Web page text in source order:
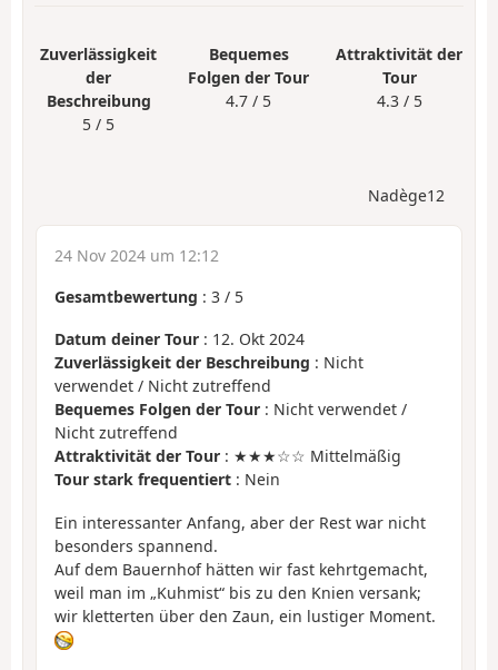
Zuverlässigkeit
der
Beschreibung
5 / 5
Bequemes
Folgen der Tour
4.7 / 5
Attraktivität der
Tour
4.3 / 5
Nadège12
24 Nov 2024 um 12:12
Gesamtbewertung : 3 / 5
Datum deiner Tour : 12. Okt 2024
Zuverlässigkeit der Beschreibung : Nicht
verwendet / Nicht zutreffend
Bequemes Folgen der Tour : Nicht verwendet /
Nicht zutreffend
Attraktivität der Tour : ★★★☆☆ Mittelmäßig
Tour stark frequentiert : Nein
Ein interessanter Anfang, aber der Rest war nicht
besonders spannend.
Auf dem Bauernhof hätten wir fast kehrtgemacht,
weil man im „Kuhmist“ bis zu den Knien versank;
wir kletterten über den Zaun, ein lustiger Moment.